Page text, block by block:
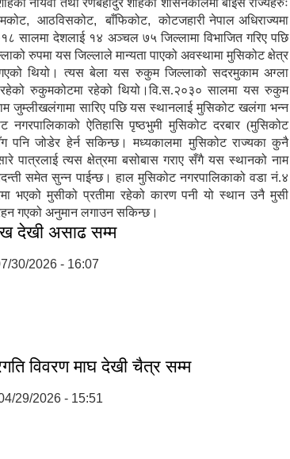
नायवी तथा रणबहादुर शाहको शासनकालमा बाईसे राज्यहरुः
,आठविसकोट,बाँफिकोट,कोटजहारी नेपाल अधिराज्यमा
सालमा देशलाई १४ अञ्चल ७५ जिल्लामा विभाजित गरिए पछि
रुपमा यस जिल्लाले मान्यता पाएको अवस्थामा मुसिकोट क्षेत्र
थियो। त्यस बेला यस रुकुम जिल्लाको सदरमुकाम अग्ला
रहेको रुकुमकोटमा रहेको थियो।वि.स.२०३० सालमा यस रुकुम
जुम्लीखलंगामा सारिए पछि यस स्थानलाई मुसिकोट खलंगा भन्न
नगरपालिकाको ऐतिहासि पृष्ठभुमी मुसिकोट दरबार (मुसिकोट
पनि जोडेर हेर्न सकिन्छ। मध्यकालमा मुसिकोट राज्यका कुनै
पात्रलाई त्यस क्षेत्रमा बसोबास गराए सँगै यस स्थानको नाम
समेत सुन्न पाईन्छ। हाल मुसिकोट नगरपालिकाको वडा नं.४
भएको मुसीको प्रतीमा रहेको कारण पनी यो स्थान उनै मुसी
गएको अनुमान लगाउन सकिन्छ।
देखी असाढ सम्म
30/2026 - 16:07
विवरण माघ देखी चैत्र सम्म
29/2026 - 15:51